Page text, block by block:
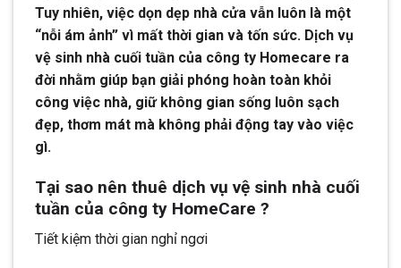
Tuy nhiên, việc dọn dẹp nhà cửa vẫn luôn là một
“nỗi ám ảnh” vì mất thời gian và tốn sức. Dịch vụ
vệ sinh nhà cuối tuần của công ty Homecare ra
đời nhằm giúp bạn giải phóng hoàn toàn khỏi
công việc nhà, giữ không gian sống luôn sạch
đẹp, thơm mát mà không phải động tay vào việc
gì.
Tại sao nên thuê dịch vụ vệ sinh nhà cuối
tuần của công ty HomeCare ?
Tiết kiệm thời gian nghỉ ngơi